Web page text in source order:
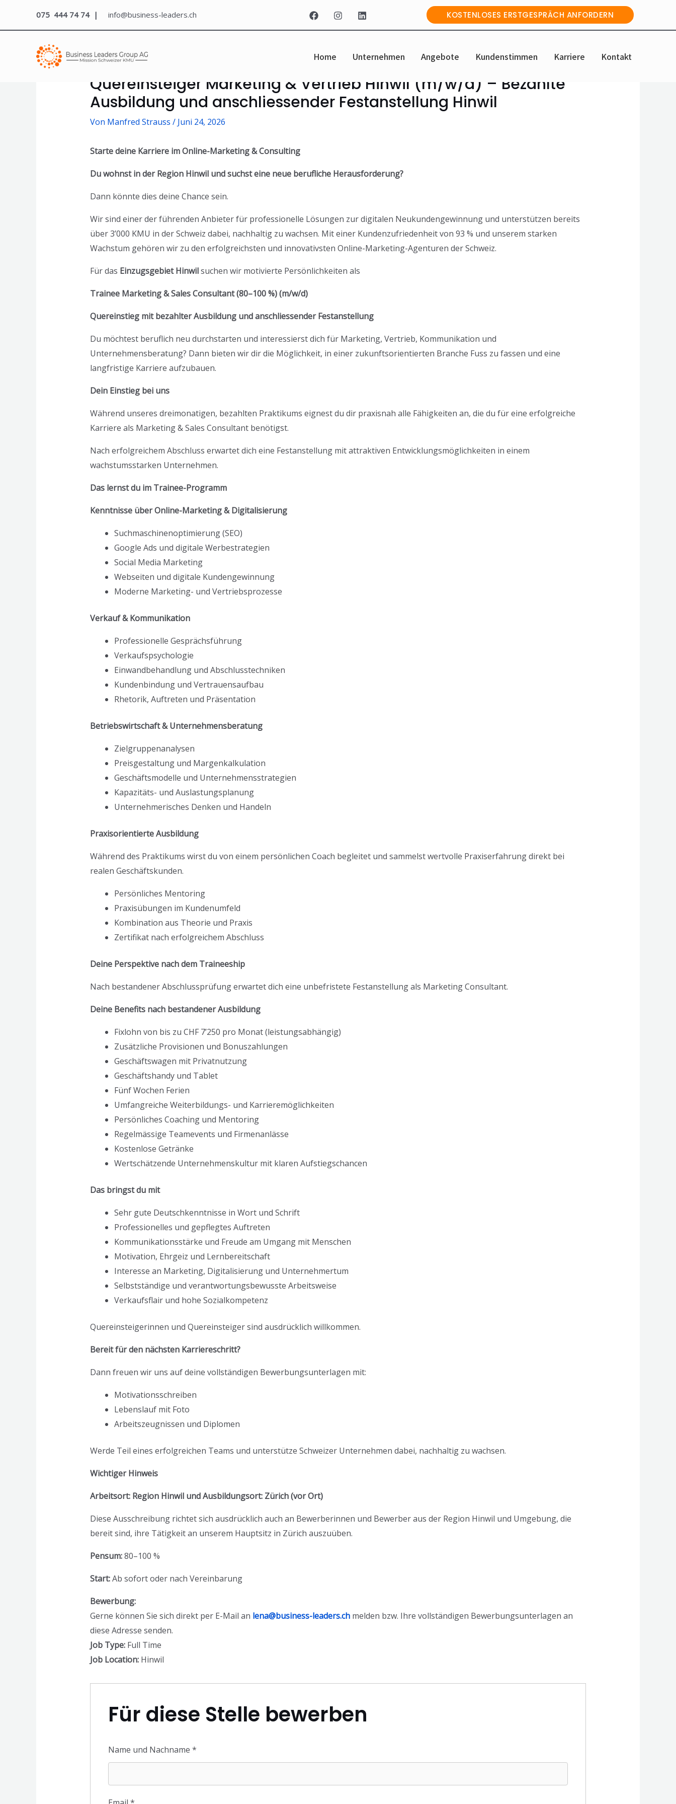
075 444 74 74 | info@business-leaders.ch KOSTENLOSES ERSTGESPRÄCH ANFORDERN
Home Unternehmen Angebote Kundenstimmen Karriere Kontakt
Quereinsteiger Marketing & Vertrieb Hinwil (m/w/d) – Bezahlte
Ausbildung und anschliessender Festanstellung Hinwil
Von Manfred Strauss / Juni 24, 2026
Starte deine Karriere im Online-Marketing & Consulting
Du wohnst in der Region Hinwil und suchst eine neue berufliche Herausforderung?
Dann könnte dies deine Chance sein.
Wir sind einer der führenden Anbieter für professionelle Lösungen zur digitalen Neukundengewinnung und unterstützen bereits
über 3’000 KMU in der Schweiz dabei, nachhaltig zu wachsen. Mit einer Kundenzufriedenheit von 93 % und unserem starken
Wachstum gehören wir zu den erfolgreichsten und innovativsten Online-Marketing-Agenturen der Schweiz.
Für das Einzugsgebiet Hinwilsuchen wir motivierte Persönlichkeiten als
Trainee Marketing & Sales Consultant (80–100 %) (m/w/d)
Quereinstieg mit bezahlter Ausbildung und anschliessender Festanstellung
Du möchtest beruflich neu durchstarten und interessierst dich für Marketing, Vertrieb, Kommunikation und
Unternehmensberatung? Dann bieten wir dir die Möglichkeit, in einer zukunftsorientierten Branche Fuss zu fassen und eine
langfristige Karriere aufzubauen.
Dein Einstieg bei uns
Während unseres dreimonatigen, bezahlten Praktikums eignest du dir praxisnah alle Fähigkeiten an, die du für eine erfolgreiche
Karriere als Marketing & Sales Consultant benötigst.
Nach erfolgreichem Abschluss erwartet dich eine Festanstellung mit attraktiven Entwicklungsmöglichkeiten in einem
wachstumsstarken Unternehmen.
Das lernst du im Trainee-Programm
Kenntnisse über Online-Marketing & Digitalisierung
Suchmaschinenoptimierung (SEO)
Google Ads und digitale Werbestrategien
Social Media Marketing
Webseiten und digitale Kundengewinnung
Moderne Marketing- und Vertriebsprozesse
Verkauf & Kommunikation
Professionelle Gesprächsführung
Verkaufspsychologie
Einwandbehandlung und Abschlusstechniken
Kundenbindung und Vertrauensaufbau
Rhetorik, Auftreten und Präsentation
Betriebswirtschaft & Unternehmensberatung
Zielgruppenanalysen
Preisgestaltung und Margenkalkulation
Geschäftsmodelle und Unternehmensstrategien
Kapazitäts- und Auslastungsplanung
Unternehmerisches Denken und Handeln
Praxisorientierte Ausbildung
Während des Praktikums wirst du von einem persönlichen Coach begleitet und sammelst wertvolle Praxiserfahrung direkt bei
realen Geschäftskunden.
Persönliches Mentoring
Praxisübungen im Kundenumfeld
Kombination aus Theorie und Praxis
Zertifikat nach erfolgreichem Abschluss
Deine Perspektive nach dem Traineeship
Nach bestandener Abschlussprüfung erwartet dich eine unbefristete Festanstellung als Marketing Consultant.
Deine Benefits nach bestandener Ausbildung
Fixlohn von bis zu CHF 7’250 pro Monat (leistungsabhängig)
Zusätzliche Provisionen und Bonuszahlungen
Geschäftswagen mit Privatnutzung
Geschäftshandy und Tablet
Fünf Wochen Ferien
Umfangreiche Weiterbildungs- und Karrieremöglichkeiten
Persönliches Coaching und Mentoring
Regelmässige Teamevents und Firmenanlässe
Kostenlose Getränke
Wertschätzende Unternehmenskultur mit klaren Aufstiegschancen
Das bringst du mit
Sehr gute Deutschkenntnisse in Wort und Schrift
Professionelles und gepflegtes Auftreten
Kommunikationsstärke und Freude am Umgang mit Menschen
Motivation, Ehrgeiz und Lernbereitschaft
Interesse an Marketing, Digitalisierung und Unternehmertum
Selbstständige und verantwortungsbewusste Arbeitsweise
Verkaufsflair und hohe Sozialkompetenz
Quereinsteigerinnen und Quereinsteiger sind ausdrücklich willkommen.
Bereit für den nächsten Karriereschritt?
Dann freuen wir uns auf deine vollständigen Bewerbungsunterlagen mit:
Motivationsschreiben
Lebenslauf mit Foto
Arbeitszeugnissen und Diplomen
Werde Teil eines erfolgreichen Teams und unterstütze Schweizer Unternehmen dabei, nachhaltig zu wachsen.
Wichtiger Hinweis
Arbeitsort: Region Hinwil und Ausbildungsort: Zürich (vor Ort)
Diese Ausschreibung richtet sich ausdrücklich auch an Bewerberinnen und Bewerber aus der Region Hinwil und Umgebung, die
bereit sind, ihre Tätigkeit an unserem Hauptsitz in Zürich auszuüben.
Pensum:80–100 %
Start:Ab sofort oder nach Vereinbarung
Bewerbung:
Gerne können Sie sich direkt per E-Mail an lena@business-leaders.chmelden bzw. Ihre vollständigen Bewerbungsunterlagen an
diese Adresse senden.
Job Type: Full Time
Job Location: Hinwil
Für diese Stelle bewerben
Name und Nachname *